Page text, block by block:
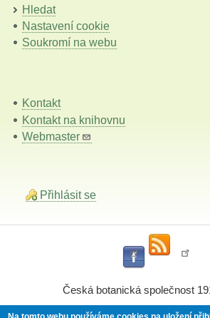
Hledat
Nastavení cookie
Soukromí na webu
Kontakt
Kontakt na knihovnu
Webmaster
Přihlásit se
Česká botanická společnost